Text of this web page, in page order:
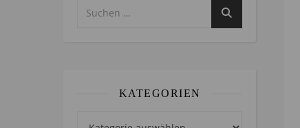
KATEGORIEN